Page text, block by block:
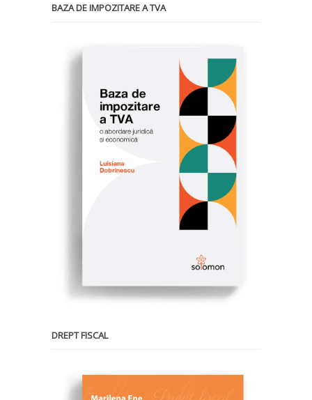
BAZA DE IMPOZITARE A TVA
DREPT FISCAL